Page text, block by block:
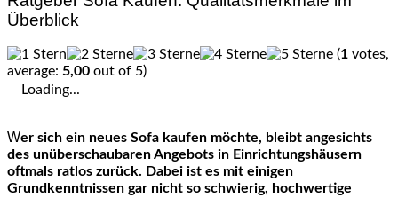
Überblick
(1 votes,
average: 5,00 out of 5)
Loading...
Wer sich ein neues Sofa kaufen möchte, bleibt angesichts
des unüberschaubaren Angebots in Einrichtungshäusern
oftmals ratlos zurück. Dabei ist es mit einigen
Grundkenntnissen gar nicht so schwierig, hochwertige